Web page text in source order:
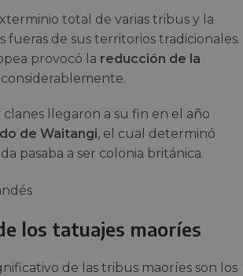
total de varias tribus y la
fueras de sus territorios tradicionales.
provocó la reducción de la
considerablemente.
clanes llegaron a su fin en el año
de Waitangi, el cual determinó
pasaba a ser colonia británica.
los tatuajes maoríes
de las tribus maoríes son los